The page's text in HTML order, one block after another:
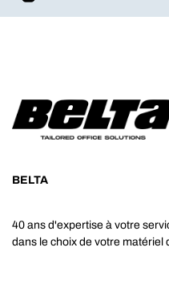
BELTA
40 ans d'expertise à votre
dans le choix de votre